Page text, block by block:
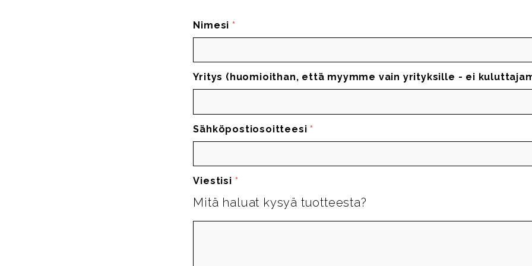
Nimesi *
Yritys (huomioithan, että myymme vain yrityksille - ei
Sähköpostiosoitteesi *
Viestisi *
Mitä haluat kysyä tuotteesta?